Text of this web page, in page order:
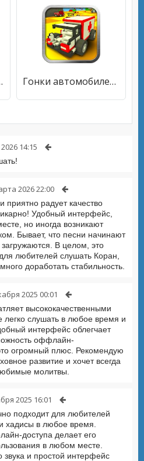
16 Гонки автомобилей из блоков на выживание
14:15
2026 22:00
приятно радует качество
Удобный интерфейс,
но иногда возникают
Бывает, что песни начинают
загружаются. В целом, это
любителей слушать Коран,
доработать стабильность.
2025 00:01
высококачественными
легко слушать в любое время и
интерфейс облегчает
оффлайн-
огромный плюс. Рекомендую
развитие и хочет всегда
молитвы.
2025 16:01
подходит для любителей
хадисы в любое время.
доступа делает его
в любом месте.
звука и простой интерфейс